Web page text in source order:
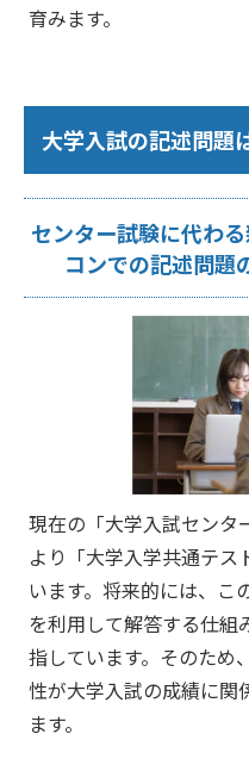
育みます。
大学入試の記述問題
センター試験に代わ
コンでの記述問題
現在の「大学入試センタ
より「大学入学共通テス
います。将来的には、こ
を利用して解答する仕組
指しています。そのため
性が大学入試の成績に関
ます。